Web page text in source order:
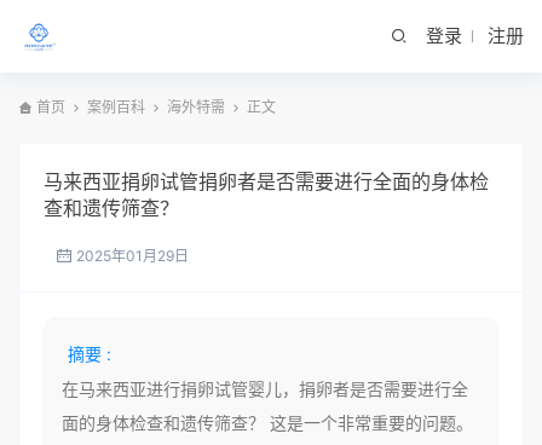
登录 注册
首页 案例百科 海外特需 正文
马来西亚捐卵试管捐卵者是否需要进行全面的身体检
查和遗传筛查？
2025年01月29日
摘要 :
在马来西亚进行捐卵试管婴儿，捐卵者是否需要进行全
面的身体检查和遗传筛查？ 这是一个非常重要的问题。